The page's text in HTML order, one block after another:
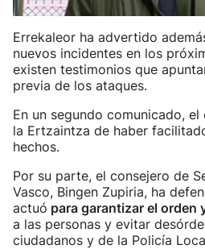
Errekaleor ha advertido
nuevos incidentes en los
existen testimonios que
previa de los ataques.
En un segundo comunicado,
la Ertzaintza de haber
hechos.
Por su parte, el consejero de
Vasco, Bingen Zupiria, ha
actuó para garantizar el orden
a las personas y evitar
ciudadanos y de la Policía